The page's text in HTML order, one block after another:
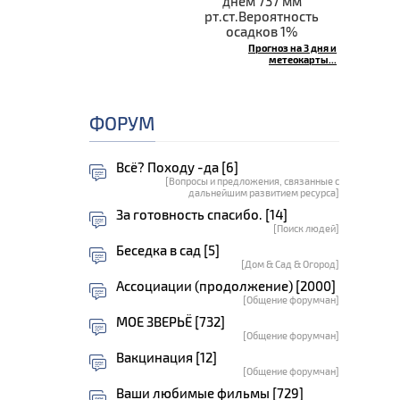
рт.ст.Вероятность
осадков 1%
Прогноз на 3 дня и
метеокарты...
ФОРУМ
Всё? Походу -да [6]
[Вопросы и предложения, связанные с
дальнейшим развитием ресурса]
За готовность спасибо. [14]
[Поиск людей]
Беседка в сад [5]
[Дом & Сад & Огород]
Ассоциации (продолжение) [2000]
[Общение форумчан]
МОЕ ЗВЕРЬЁ [732]
[Общение форумчан]
Вакцинация [12]
[Общение форумчан]
Ваши любимые фильмы [729]